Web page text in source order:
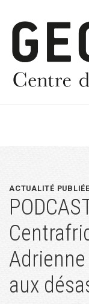
navigation
principale
contenu
principal
barre
latérale
ACTUALITÉ
aux